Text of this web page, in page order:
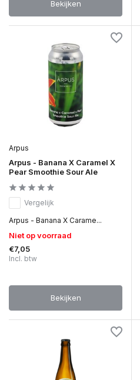
Bekijken
Arpus
Arpus - Banana X Caramel X
Pear Smoothie Sour Ale
Vergelijk
Arpus - Banana X Carame...
Niet op voorraad
€7,05
Incl. btw
Bekijken